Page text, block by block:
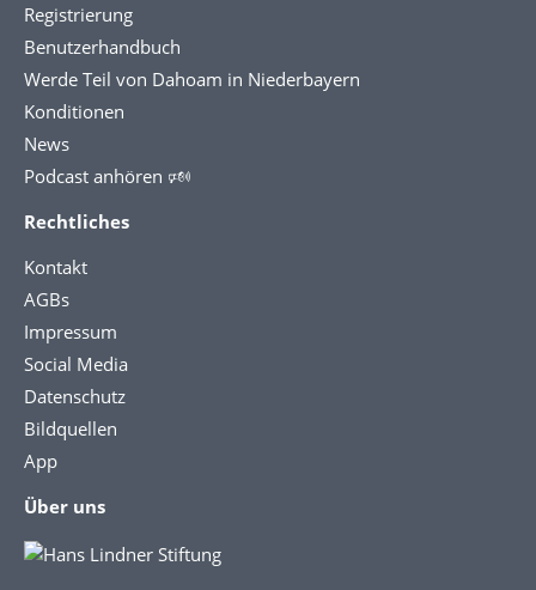
Registrierung
Benutzerhandbuch
Werde Teil von Dahoam in Niederbayern
Konditionen
News
Podcast anhören 🕬
Rechtliches
Kontakt
AGBs
Impressum
Social Media
Datenschutz
Bildquellen
App
Über uns